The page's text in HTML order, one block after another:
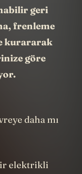
geri
frenleme
kurararak
göre
daha mı
elektrikli